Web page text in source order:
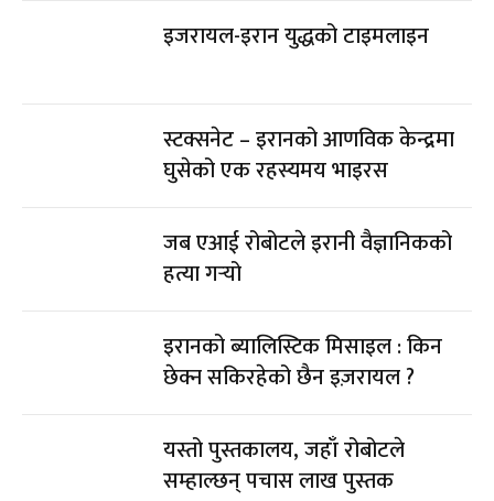
इजरायल-इरान युद्धको टाइमलाइन
स्टक्सनेट – इरानको आणविक केन्द्रमा
घुसेको एक रहस्यमय भाइरस
जब एआई रोबोटले इरानी वैज्ञानिकको
हत्या गर्‍यो
इरानको ब्यालिस्टिक मिसाइल : किन
छेक्न सकिरहेको छैन इज़रायल ?
यस्तो पुस्तकालय, जहाँ रोबोटले
सम्हाल्छन् पचास लाख पुस्तक